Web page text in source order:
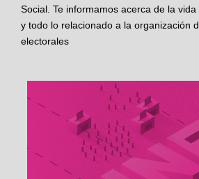
Social. Te informamos acerca de la
y todo lo relacionado a la organización
electorales